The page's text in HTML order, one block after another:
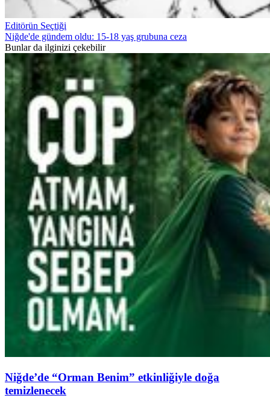
Editörün Seçtiği
Niğde'de gündem oldu: 15-18 yaş grubuna ceza
Bunlar da ilginizi çekebilir
Niğde’de “Orman Benim” etkinliğiyle doğa
temizlenecek